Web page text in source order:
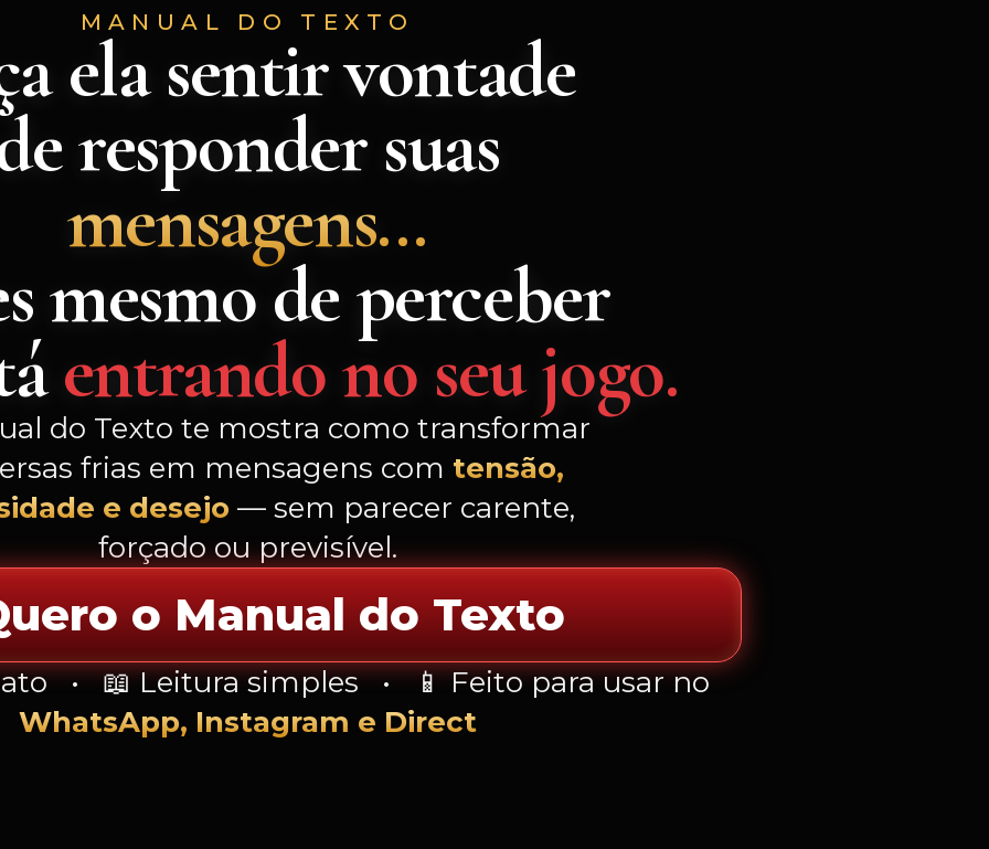
MANUAL DO TEXTO
ela sentir vontade
responder suas
mensagens...
mesmo de perceber
entrando no seu jogo.
do Texto te mostra como transformar
frias em mensagens com tensão,
e desejo — sem parecer carente,
forçado ou previsível.
o Manual do Texto
• 📖 Leitura simples • 📱 Feito para usar no
WhatsApp, Instagram e Direct